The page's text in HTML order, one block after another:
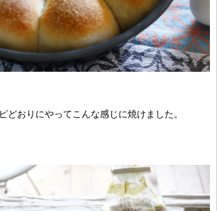
どおりにやってこんな感じに焼けました。